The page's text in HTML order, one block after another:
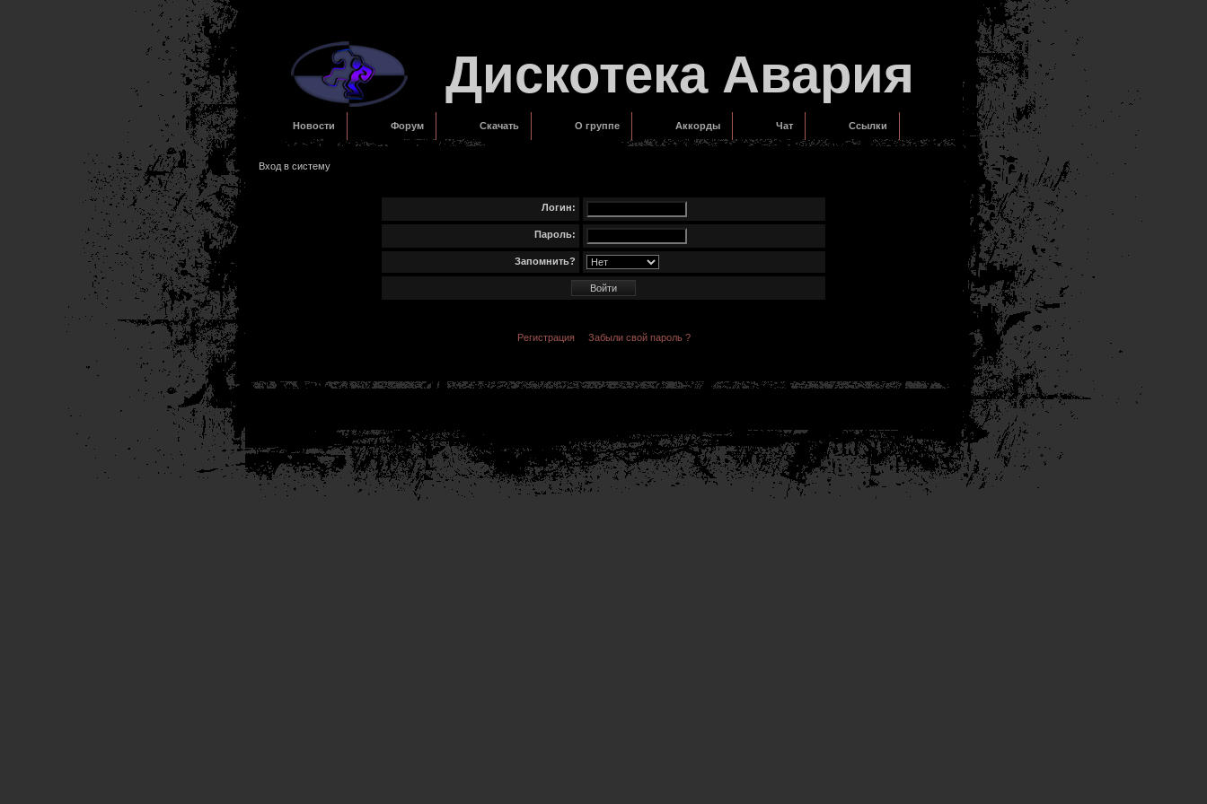
Дискотека Авария
Новости Форум Скачать О группе Аккорды Чат Ссылки
Вход в систему
Логин:
Пароль:
Запомнить?
Регистрация Забыли свой пароль ?